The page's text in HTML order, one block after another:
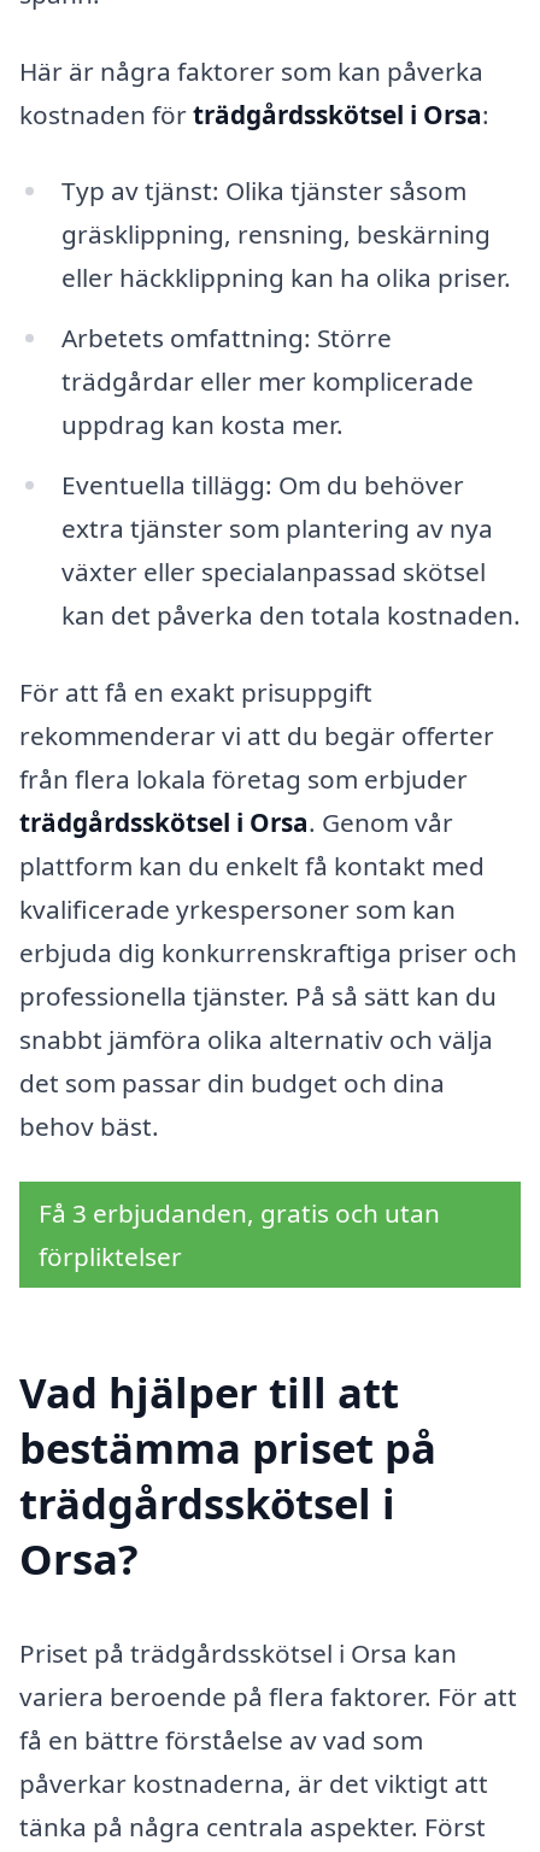
Här är några faktorer som kan påverka
kostnaden förträdgårdsskötsel i Orsa:
Typ av tjänst: Olika tjänster såsom
gräsklippning, rensning, beskärning
eller häckklippning kan ha olika priser.
Arbetets omfattning: Större
trädgårdar eller mer komplicerade
uppdrag kan kosta mer.
Eventuella tillägg: Om du behöver
extra tjänster som plantering av nya
växter eller specialanpassad skötsel
kan det påverka den totala kostnaden.
För att få en exakt prisuppgift
rekommenderar vi att du begär offerter
från flera lokala företag som erbjuder
trädgårdsskötsel i Orsa. Genom vår
plattform kan du enkelt få kontakt med
kvalificerade yrkespersoner som kan
erbjuda dig konkurrenskraftiga priser och
professionella tjänster. På så sätt kan du
snabbt jämföra olika alternativ och välja
det som passar din budget och dina
behov bäst.
Få 3 erbjudanden, gratis och utan
förpliktelser
Vad hjälper till att
bestämma priset på
trädgårdsskötsel i
Orsa?
Priset på trädgårdsskötsel i Orsa kan
variera beroende på flera faktorer. För att
få en bättre förståelse av vad som
påverkar kostnaderna, är det viktigt att
tänka på några centrala aspekter. Först